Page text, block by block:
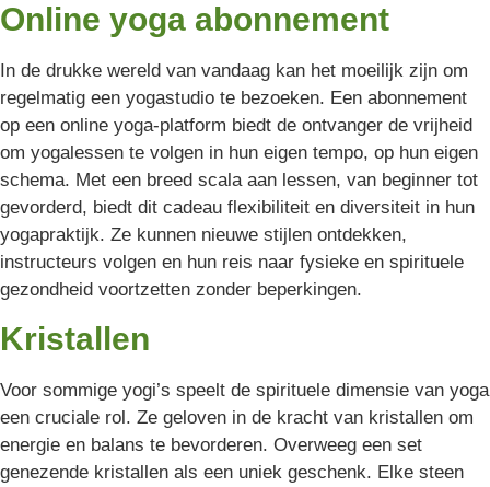
Online yoga abonnement
In de drukke wereld van vandaag kan het moeilijk zijn om
regelmatig een yogastudio te bezoeken. Een abonnement
op een online yoga-platform biedt de ontvanger de vrijheid
om yogalessen te volgen in hun eigen tempo, op hun eigen
schema. Met een breed scala aan lessen, van beginner tot
gevorderd, biedt dit cadeau flexibiliteit en diversiteit in hun
yogapraktijk. Ze kunnen nieuwe stijlen ontdekken,
instructeurs volgen en hun reis naar fysieke en spirituele
gezondheid voortzetten zonder beperkingen.
Kristallen
Voor sommige yogi’s speelt de spirituele dimensie van yoga
een cruciale rol. Ze geloven in de kracht van kristallen om
energie en balans te bevorderen. Overweeg een set
genezende kristallen als een uniek geschenk. Elke steen